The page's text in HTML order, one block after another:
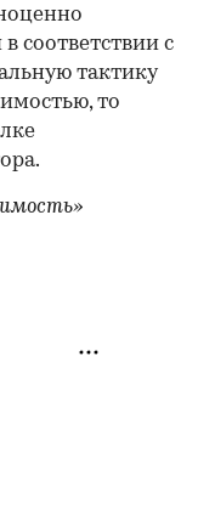
соответствии с
тактику
то